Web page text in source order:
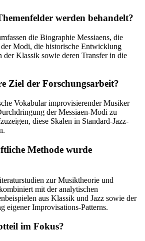
werden behandelt?
die Biographie Messiaens, die
Modi, die historische Entwicklung
der Klassik sowie deren Transfer in die
Ziel der Forschungsarbeit?
Vokabular improvisierender Musiker
der Messiaen-Modi zu
diese Skalen in Standard-Jazz-
Methode wurde
zur Musiktheorie und
mit der analytischen
aus Klassik und Jazz sowie der
eigener Improvisations-Patterns.
im Fokus?